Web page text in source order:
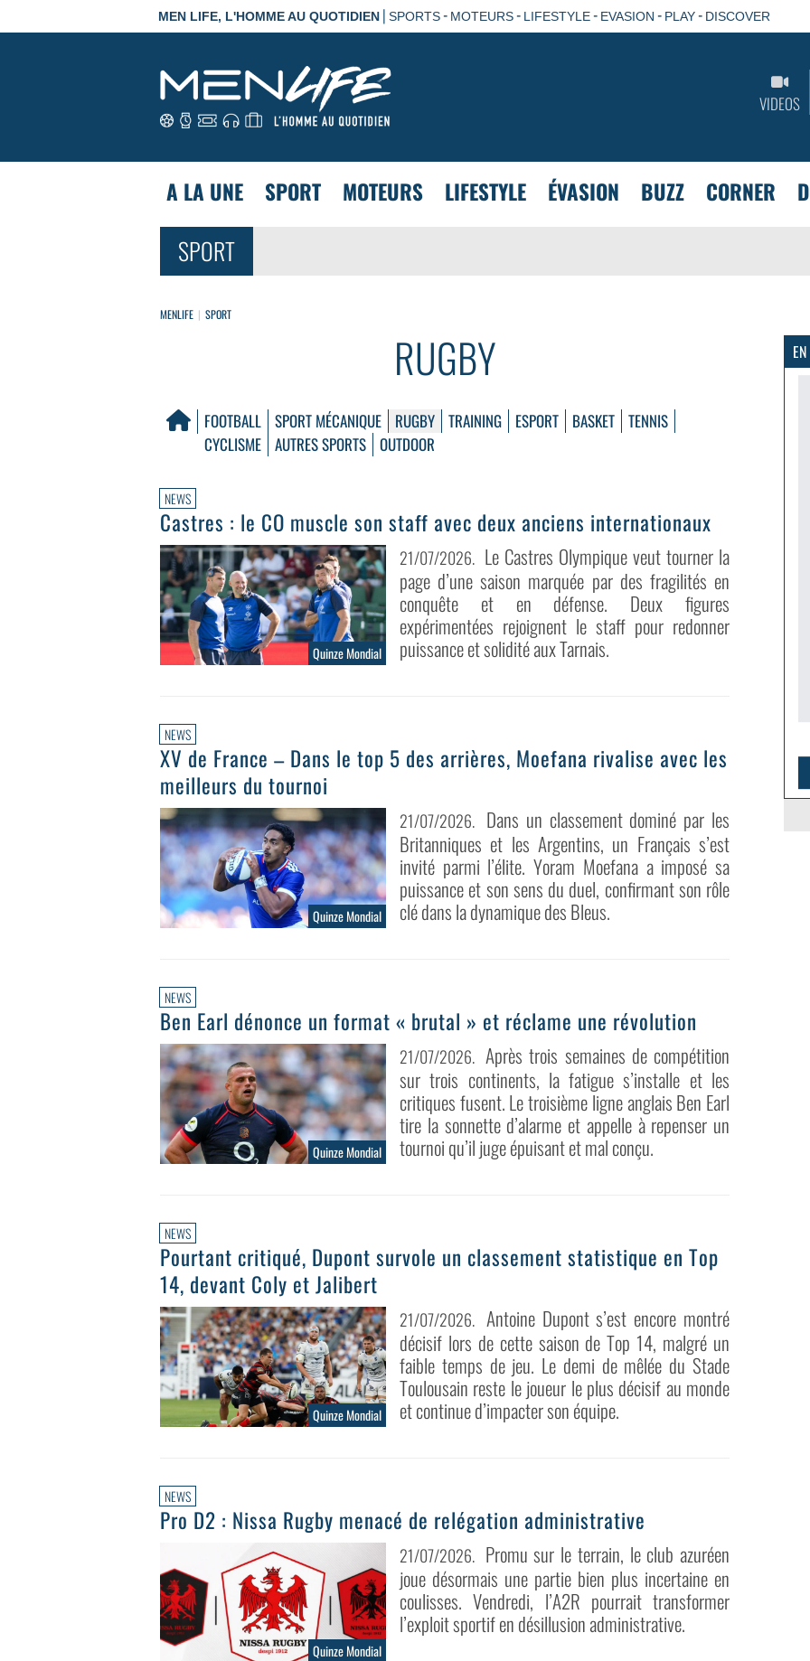
MEN LIFE, L'HOMME AU QUOTIDIEN | SPORTS- MOTEURS- LIFESTYLE- EVASION - PLAY- DISCOVER
VIDEOS
A LA UNE SPORT MOTEURS LIFESTYLE ÉVASION BUZZ CORNER
SPORT
MENLIFE SPORT
RUGBY
FOOTBALL SPORT MÉCANIQUE RUGBY TRAINING ESPORT BASKET TENNIS
CYCLISME AUTRES SPORTS OUTDOOR
NEWS
Castres : le CO muscle son staff avec deux anciens internationaux
Quinze Mondial
21/07/2026. Le Castres Olympique veut tourner la
page d’une saison marquée par des fragilités en
conquête et en défense. Deux figures
expérimentées rejoignent le staff pour redonner
puissance et solidité aux Tarnais.
NEWS
XV de France – Dans le top 5 des arrières, Moefana rivalise avec les
meilleurs du tournoi
Quinze Mondial
21/07/2026. Dans un classement dominé par les
Britanniques et les Argentins, un Français s’est
invité parmi l’élite. Yoram Moefana a imposé sa
puissance et son sens du duel, confirmant son rôle
clé dans la dynamique des Bleus.
NEWS
Ben Earl dénonce un format « brutal » et réclame une révolution
Quinze Mondial
21/07/2026. Après trois semaines de compétition
sur trois continents, la fatigue s’installe et les
critiques fusent. Le troisième ligne anglais Ben Earl
tire la sonnette d’alarme et appelle à repenser un
tournoi qu’il juge épuisant et mal conçu.
NEWS
Pourtant critiqué, Dupont survole un classement statistique en Top
14, devant Coly et Jalibert
Quinze Mondial
21/07/2026. Antoine Dupont s’est encore montré
décisif lors de cette saison de Top 14, malgré un
faible temps de jeu. Le demi de mêlée du Stade
Toulousain reste le joueur le plus décisif au monde
et continue d’impacter son équipe.
NEWS
Pro D2 : Nissa Rugby menacé de relégation administrative
Quinze Mondial
21/07/2026. Promu sur le terrain, le club azuréen
joue désormais une partie bien plus incertaine en
coulisses. Vendredi, l’A2R pourrait transformer
l’exploit sportif en désillusion administrative.